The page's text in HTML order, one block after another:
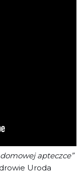
apteczce”
Uroda